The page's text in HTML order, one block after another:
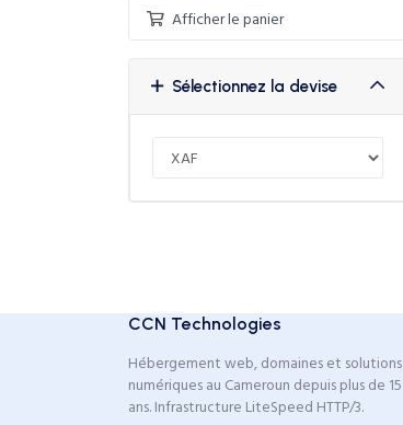
Afficher le panier
Sélectionnez la devise
CCN Technologies
Hébergement web, domaines et solutions
numériques au Cameroun depuis plus de 15
ans. Infrastructure LiteSpeed HTTP/3.